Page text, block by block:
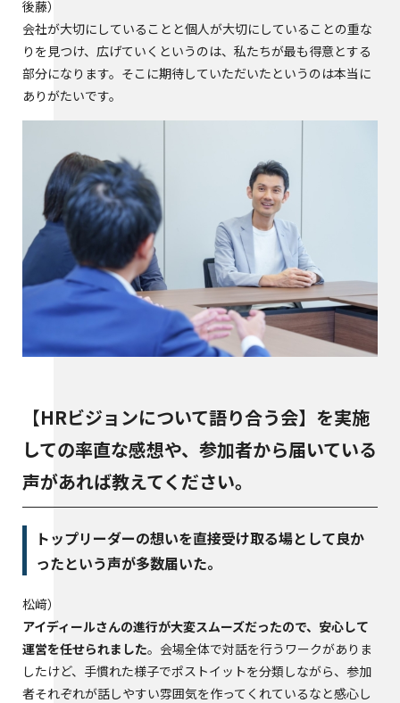
後藤
会社が大切にしていることと個人が大切にしていることの重な
りを見つけ、広げていくというのは、私たちが最も得意とする
部分になります。そこに期待していただいたというのは本当に
ありがたいです。
【HRビジョンについて語り合う会】を実施
しての率直な感想や、参加者から届いている
声があれば教えてください。
トップリーダーの想いを直接受け取る場として良か
ったという声が多数届いた。
松﨑
アイディールさんの進行が大変スムーズだったので、安心して
運営を任せられました。会場全体で対話を行うワークがありま
したけど、手慣れた様子でポストイットを分類しながら、参加
者それぞれが話しやすい雰囲気を作ってくれているなと感心し